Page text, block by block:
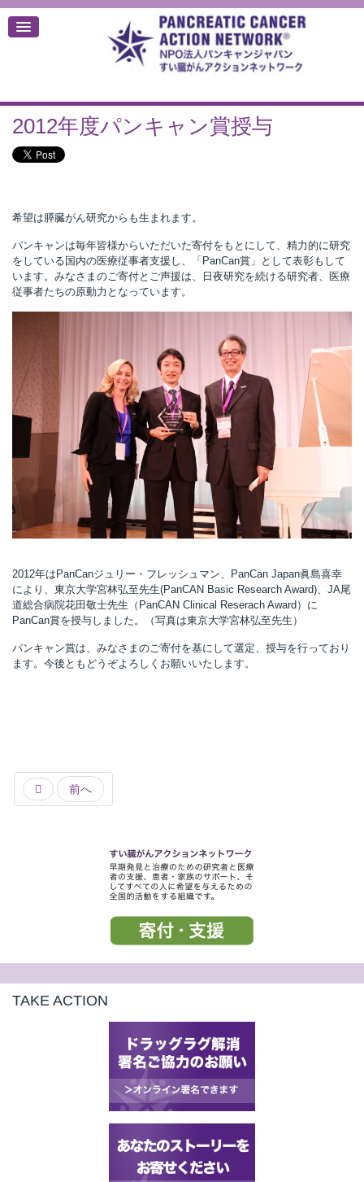
2012年度パンキャン賞授与
希望は膵臓がん研究からも生まれます。
パンキャンは毎年皆様からいただいた寄付をもとにして、精力的に研究
をしている国内の医療従事者支援し、「PanCan賞」として表彰もして
います。みなさまのご寄付とご声援は、日夜研究を続ける研究者、医療
従事者たちの原動力となっています。
2012年はPanCanジュリー・フレッシュマン、PanCan Japan眞島喜幸
により、東京大学宮林弘至先生(PanCAN Basic Research Award)、JA尾
道総合病院花田敬士先生（PanCAN Clinical Reserach Award）に
PanCan賞を授与しました。（写真は東京大学宮林弘至先生）
パンキャン賞は、みなさまのご寄付を基にして選定、授与を行っており
ます。今後ともどうぞよろしくお願いいたします。
前へ
TAKE ACTION